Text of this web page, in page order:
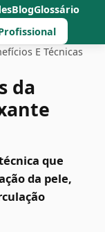
BlogGlossário
E Técnicas
da
que
da pele,